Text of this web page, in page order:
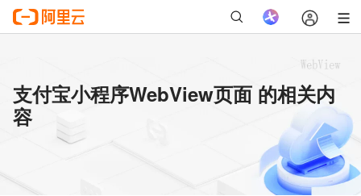
支付宝小程序WebView页面 的相关内
容